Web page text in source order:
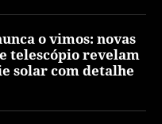
o vimos: novas
telescópio revelam
solar com detalhe